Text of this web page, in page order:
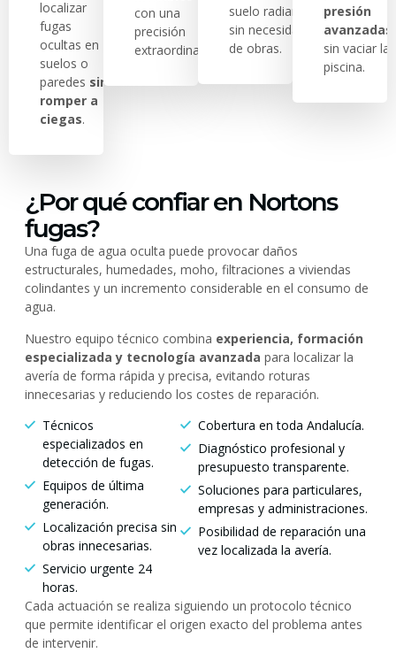
localizar
fugas
ocultas en
suelos o
paredes sin
romper a
ciegas.
con una
precisión
extraordinaria.
suelo radiante
sin necesidad
de obras.
presión
avanzadas
sin vaciar la
piscina.
¿Por qué confiar en Nortons
fugas?
Una fuga de agua oculta puede provocar daños
estructurales, humedades, moho, filtraciones a viviendas
colindantes y un incremento considerable en el consumo de
agua.
Nuestro equipo técnico combina experiencia, formación
especializada y tecnología avanzada para localizar la
avería de forma rápida y precisa, evitando roturas
innecesarias y reduciendo los costes de reparación.
Técnicos
especializados en
detección de fugas.
Equipos de última
generación.
Localización precisa sin
obras innecesarias.
Servicio urgente 24
horas.
Cobertura en toda Andalucía.
Diagnóstico profesional y
presupuesto transparente.
Soluciones para particulares,
empresas y administraciones.
Posibilidad de reparación una
vez localizada la avería.
Cada actuación se realiza siguiendo un protocolo técnico
que permite identificar el origen exacto del problema antes
de intervenir.